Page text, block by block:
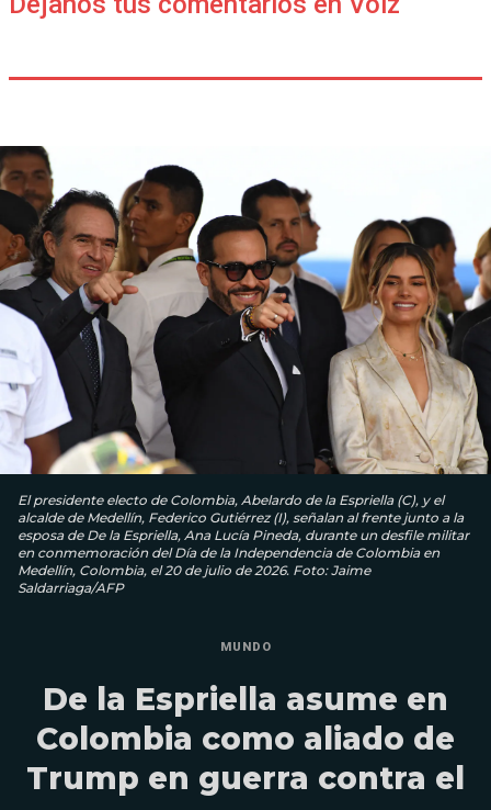
El presidente electo de Colombia, Abelardo de la Espriella (C), y el
alcalde de Medellín, Federico Gutiérrez (I), señalan al frente junto a la
esposa de De la Espriella, Ana Lucía Pineda, durante un desfile militar
en conmemoración del Día de la Independencia de Colombia en
Medellín, Colombia, el 20 de julio de 2026. Foto: Jaime
Saldarriaga/AFP
MUNDO
De la Espriella asume en
Colombia como aliado de
Trump en guerra contra el